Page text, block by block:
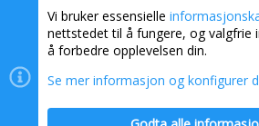
Vi bruker essensielle
nettstedet til å fungere, og valgfrie
å forbedre opplevelsen din.
Se mer informasjon og konfigurer